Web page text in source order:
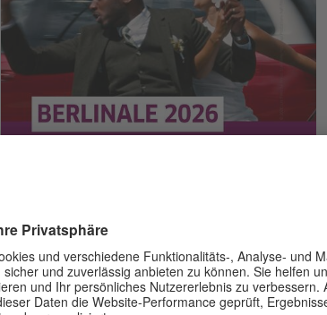
Filmkritiken, Hintergrundberichte & Interviews
Berlinale-Blogger*innen